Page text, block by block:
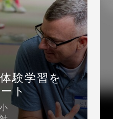
験学習を
ト